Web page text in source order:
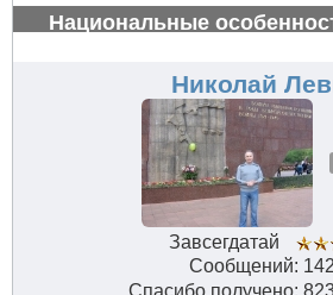
Национальные
Николай
Завсегдатай
Сообщений: